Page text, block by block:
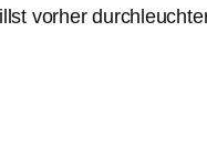
vorher